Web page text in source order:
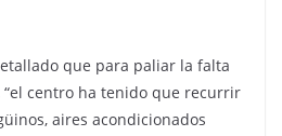
que para paliar la falta
centro ha tenido que recurrir
aires acondicionados